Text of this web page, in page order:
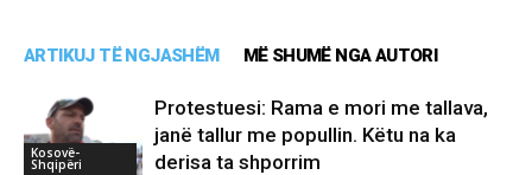
ARTIKUJ TË NGJASHËM MË SHUMË NGA AUTORI
Kosovë-
Shqipëri
Protestuesi: Rama e mori me tallava,
janë tallur me popullin. Këtu na ka
derisa ta shporrim